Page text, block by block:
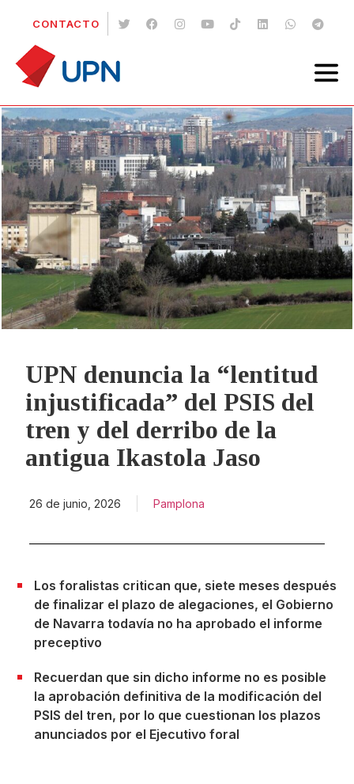
CONTACTO
UPN denuncia la “lentitud
injustificada” del PSIS del
tren y del derribo de la
antigua Ikastola Jaso
26 de junio, 2026 Pamplona
Los foralistas critican que, siete meses después
de finalizar el plazo de alegaciones, el Gobierno
de Navarra todavía no ha aprobado el informe
preceptivo
Recuerdan que sin dicho informe no es posible
la aprobación definitiva de la modificación del
PSIS del tren, por lo que cuestionan los plazos
anunciados por el Ejecutivo foral